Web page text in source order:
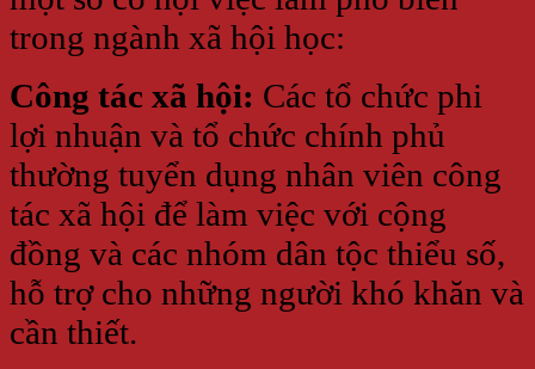
trong ngành xã hội học:
Công tác xã hội: Các tổ chức phi
lợi nhuận và tổ chức chính phủ
thường tuyển dụng nhân viên công
tác xã hội để làm việc với cộng
đồng và các nhóm dân tộc thiểu số,
hỗ trợ cho những người khó khăn và
cần thiết.